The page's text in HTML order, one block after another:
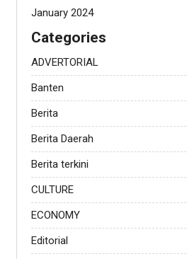
January 2024
Categories
ADVERTORIAL
Banten
Berita
Berita Daerah
Berita terkini
CULTURE
ECONOMY
Editorial